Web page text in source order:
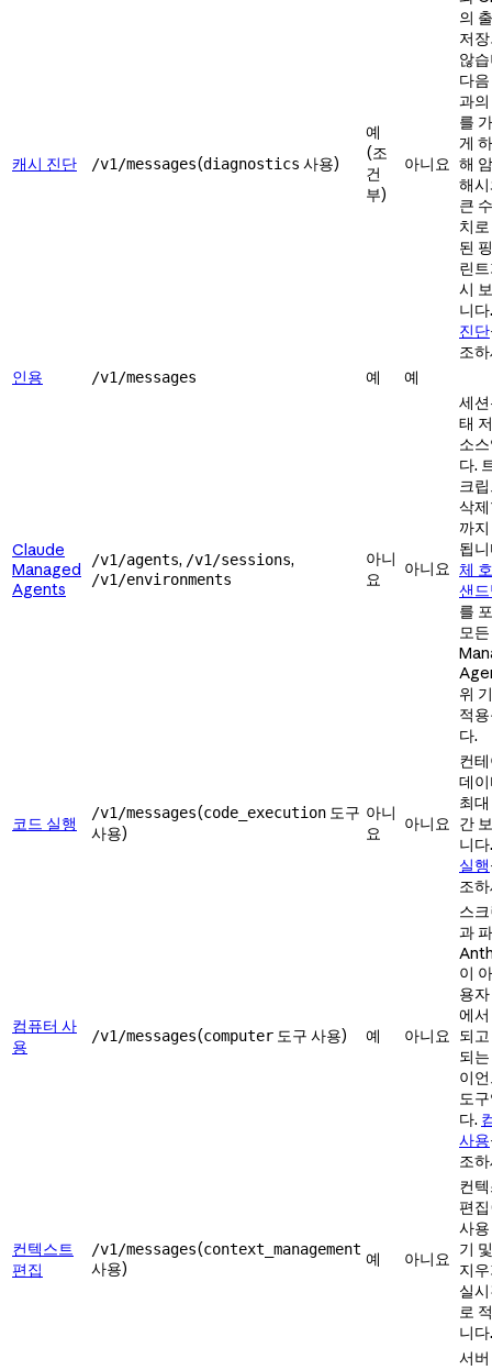
캐시 진단 /v1/messages(diagnostics 사용)
예
(조
건
부)
아니요
의
저
않
다
과
를
게
해
해
큰
치
된
린
시
니
진단
조
인용
/v1/messages 예 예
Claude
Managed
Agents
/v1/agents, /v1/sessions,
/v1/environments
아니
요
아니요
세
태
소
다.
크
삭
까
됩
체
샌
를
모든
위
적
다.
코드 실행
/v1/messages(code_execution 도구
사용)
아니
요
아니요
컨
데
최
간
니
실행
조
컴퓨터 사
용
/v1/messages(computer 도구 사용) 예 아니요
스
과
이
용
에
되
되
이
도
다.
사용
조
컨텍스트
편집
/v1/messages(context_management
사용) 예 아니요
컨
편
사
기
지
실
로
니다.
서